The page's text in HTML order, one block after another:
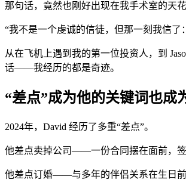
那句话，竟然也刚好出现在我手术室的天花
“我不是一个虔诚的信徒，但那一刻我信
从在飞机上遇到我的第一位投资人，到
话——我经历的都是奇迹。
“差点”成为他的关键词也成
2024年，David 经历了多重“差点”。
他差点卖掉公司——一份合同摆在面前，签
他差点订婚——与多年的伴侣关系在生日前